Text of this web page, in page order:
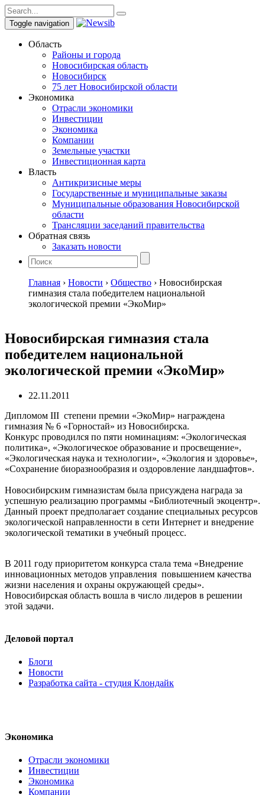
Toggle navigation
Область
Районы и города
Новосибирская область
Новосибирск
75 лет Новосибирской области
Экономика
Отрасли экономики
Инвестиции
Экономика
Компании
Земельные участки
Инвестиционная карта
Власть
Антикризисные меры
Государственные и муниципальные заказы
Муниципальные образования Новосибирской
области
Трансляции заседаний правительства
Обратная связь
Заказать новости
Главная › Новости › Общество › Новосибирская
гимназия стала победителем национальной
экологической премии «ЭкоМир»
Новосибирская гимназия стала
победителем национальной
экологической премии «ЭкоМир»
22.11.2011
Дипломом III степени премии «ЭкоМир» награждена
гимназия № 6 «Горностай» из Новосибирска.
Конкурс проводился по пяти номинациям: «Экологическая
политика», «Экологическое образование и просвещение»,
«Экологическая наука и технологии», «Экология и здоровье»,
«Сохранение биоразнообразия и оздоровление ландшафтов».
Новосибирским гимназистам была присуждена награда за
успешную реализацию программы «Библиотечный экоцентр».
Данный проект предполагает создание специальных ресурсов
экологической направленности в сети Интернет и внедрение
экологической тематики в учебный процесс.
В 2011 году приоритетом конкурса стала тема «Внедрение
инновационных методов управления повышением качества
жизни населения и охраны окружающей среды».
Новосибирская область вошла в число лидеров в решении
этой задачи.
Деловой портал
Блоги
Новости
Разработка сайта - студия Клондайк
Экономика
Отрасли экономики
Инвестиции
Экономика
Компании